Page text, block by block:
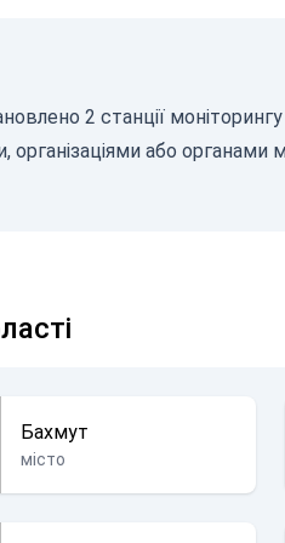
2 станції
або органами
Бахмут
місто